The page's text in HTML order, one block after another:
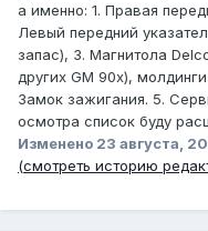
а именно: 1. Правая
Левый передний
запас), 3. Магнитола
других GM 90х),
Замок зажигания. 5.
осмотра список буду
Изменено 23 августа,
(смотреть историю